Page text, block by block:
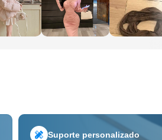
Suporte personalizado